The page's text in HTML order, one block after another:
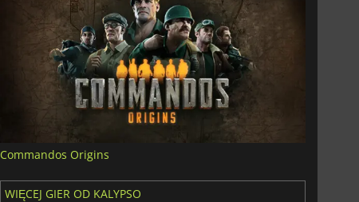
Commandos Origins
WIĘCEJ GIER OD KALYPSO